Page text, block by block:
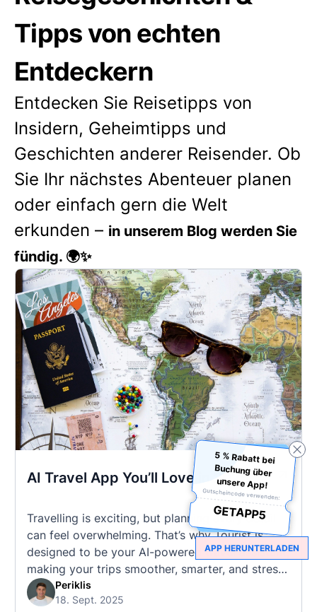
Tipps von echten
Entdeckern
Entdecken Sie Reisetipps von
Insidern, Geheimtipps und
Geschichten anderer Reisender. Ob
Sie Ihr nächstes Abenteuer planen
oder einfach gern die Welt
erkunden – in unserem Blog werden Sie
fündig. 🌍✨
AI Travel App You’ll Love in 2025
Travelling is exciting, but planning every detail
can feel overwhelming. That’s why Tourist is
designed to be your AI-powered travel assistant,
making your trips smoother, smarter, and stress-
free. 🧭 What Makes the Tourist App Unique?
Unlike standard travel apps, Tourist combines
Periklis
18. Sept. 2025
5 % Rabatt bei
Buchung über
unsere App!
Gutscheincode verwenden:
GETAPP5
APP HERUNTERLADEN